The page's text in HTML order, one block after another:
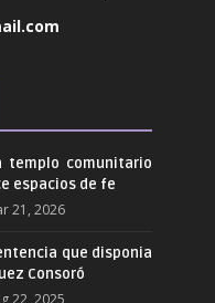
templo comunitario
espacios de fe
21, 2026
que disponia
Consoró
22, 2025